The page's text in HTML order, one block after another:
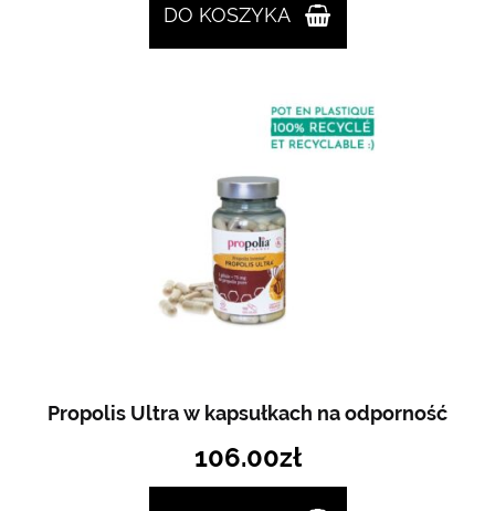
DO KOSZYKA
Propolis Ultra w kapsułkach na odporność
106.00zł